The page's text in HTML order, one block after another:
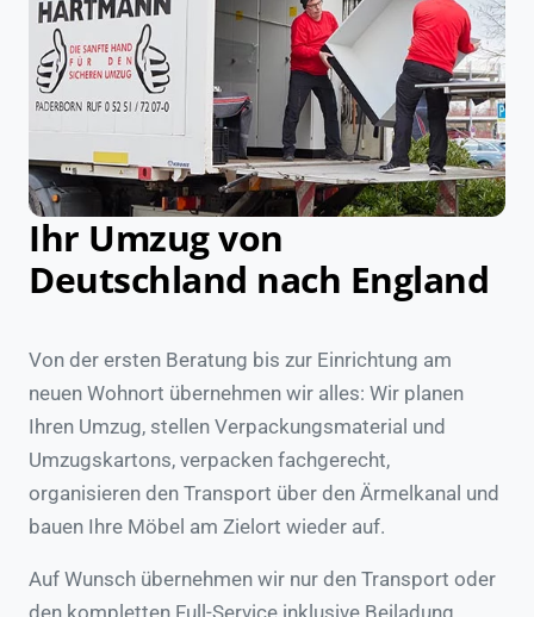
Ihr Umzug von
Deutschland nach England
Von der ersten Beratung bis zur Einrichtung am
neuen Wohnort übernehmen wir alles: Wir planen
Ihren Umzug, stellen Verpackungsmaterial und
Umzugskartons, verpacken fachgerecht,
organisieren den Transport über den Ärmelkanal und
bauen Ihre Möbel am Zielort wieder auf.
Auf Wunsch übernehmen wir nur den Transport oder
den kompletten Full-Service inklusive Beiladung,